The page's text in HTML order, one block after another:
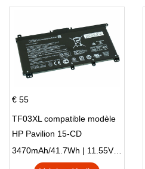
€ 55
TF03XL compatible modèle
HP Pavilion 15-CD
3470mAh/41.7Wh | 11.55V | Li-ion ...